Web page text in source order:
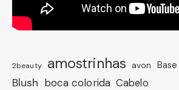
2beauty amostrinhas avon Base
Blush boca colorida Cabelo